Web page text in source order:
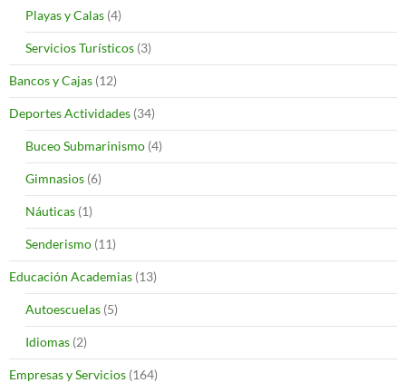
Playas y Calas (4)
Servicios Turísticos (3)
Bancos y Cajas (12)
Deportes Actividades (34)
Buceo Submarinismo (4)
Gimnasios (6)
Náuticas (1)
Senderismo (11)
Educación Academias (13)
Autoescuelas (5)
Idiomas (2)
Empresas y Servicios (164)